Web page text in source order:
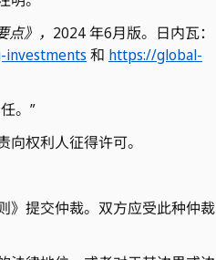
》， 2024 年6月版。日内瓦：
和 https://global-
。”
权利人征得许可。
》提交仲裁。双方应受此种仲裁